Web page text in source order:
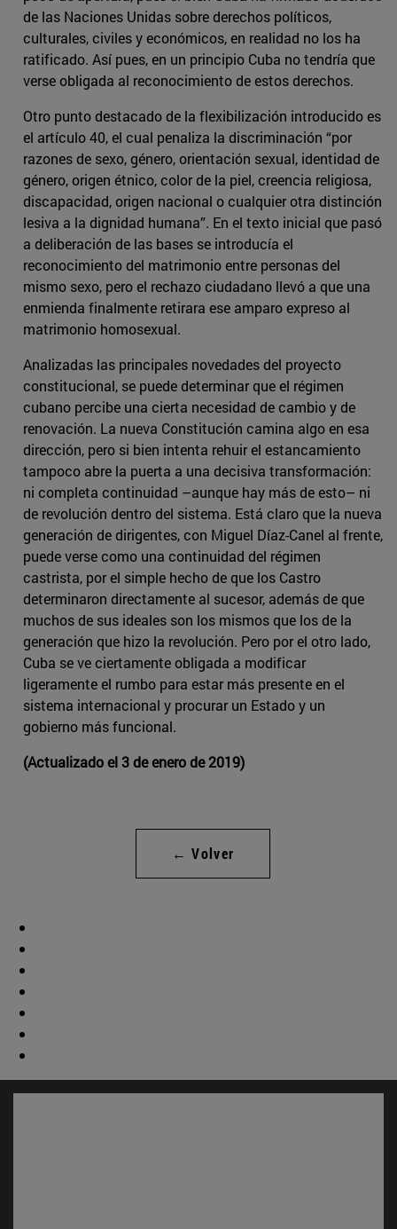
de las Naciones Unidas sobre derechos políticos,
culturales, civiles y económicos, en realidad no los ha
ratificado. Así pues, en un principio Cuba no tendría que
verse obligada al reconocimiento de estos derechos.
Otro punto destacado de la flexibilización introducido es
el artículo 40, el cual penaliza la discriminación “por
razones de sexo, género, orientación sexual, identidad de
género, origen étnico, color de la piel, creencia religiosa,
discapacidad, origen nacional o cualquier otra distinción
lesiva a la dignidad humana”. En el texto inicial que pasó
a deliberación de las bases se introducía el
reconocimiento del matrimonio entre personas del
mismo sexo, pero el rechazo ciudadano llevó a que una
enmienda finalmente retirara ese amparo expreso al
matrimonio homosexual.
Analizadas las principales novedades del proyecto
constitucional, se puede determinar que el régimen
cubano percibe una cierta necesidad de cambio y de
renovación. La nueva Constitución camina algo en esa
dirección, pero si bien intenta rehuir el estancamiento
tampoco abre la puerta a una decisiva transformación:
ni completa continuidad –aunque hay más de esto– ni
de revolución dentro del sistema. Está claro que la nueva
generación de dirigentes, con Miguel Díaz-Canel al frente,
puede verse como una continuidad del régimen
castrista, por el simple hecho de que los Castro
determinaron directamente al sucesor, además de que
muchos de sus ideales son los mismos que los de la
generación que hizo la revolución. Pero por el otro lado,
Cuba se ve ciertamente obligada a modificar
ligeramente el rumbo para estar más presente en el
sistema internacional y procurar un Estado y un
gobierno más funcional.
(Actualizado el 3 de enero de 2019)
← Volver